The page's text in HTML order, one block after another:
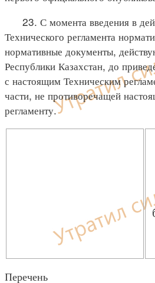
23. С момента введения в
Технического регламента
нормативные документы,
Республики Казахстан, до
с настоящим Техническим
части, не противоречащей
регламенту.
Перечень